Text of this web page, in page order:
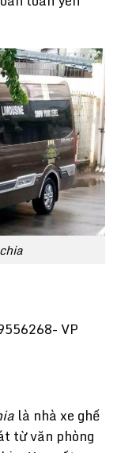
VP
là nhà xe ghế
từ văn phòng